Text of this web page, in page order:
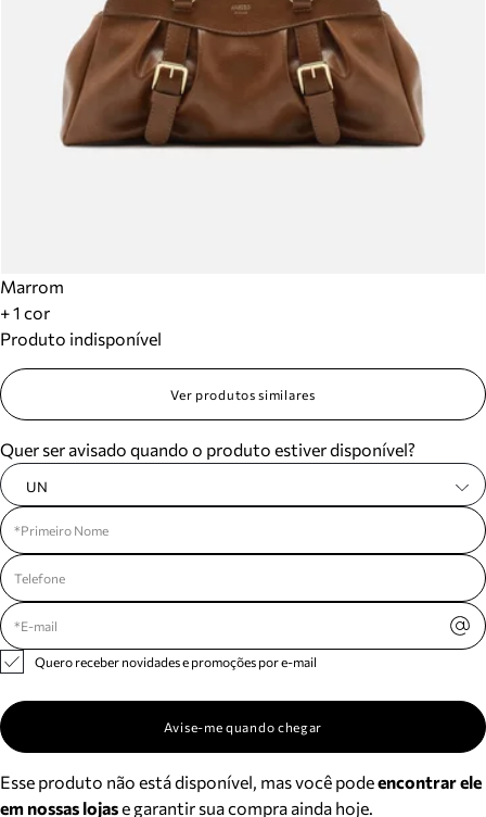
Marrom
+ 1 cor
Produto indisponível
Ver produtos similares
Quer ser avisado quando o produto estiver disponível?
UN
Quero receber novidades e promoções por e-mail
Avise-me quando chegar
Esse produto não está disponível, mas você podeencontrar ele
em nossas lojase garantir sua compra ainda hoje.